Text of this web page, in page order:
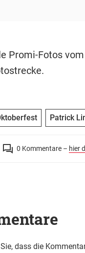
Promi-Fotos
Patrick
0 Kommentare – hier
dass die